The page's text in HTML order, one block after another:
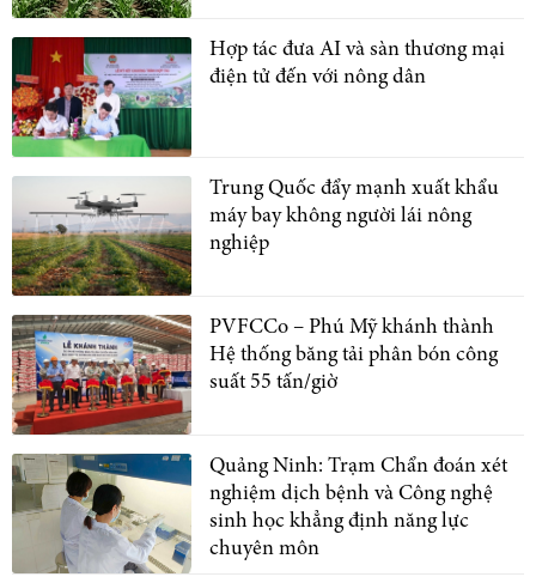
Hợp tác đưa AI và sàn thương mại
điện tử đến với nông dân
Trung Quốc đẩy mạnh xuất khẩu
máy bay không người lái nông
nghiệp
PVFCCo – Phú Mỹ khánh thành
Hệ thống băng tải phân bón công
suất 55 tấn/giờ
Quảng Ninh: Trạm Chẩn đoán xét
nghiệm dịch bệnh và Công nghệ
sinh học khẳng định năng lực
chuyên môn